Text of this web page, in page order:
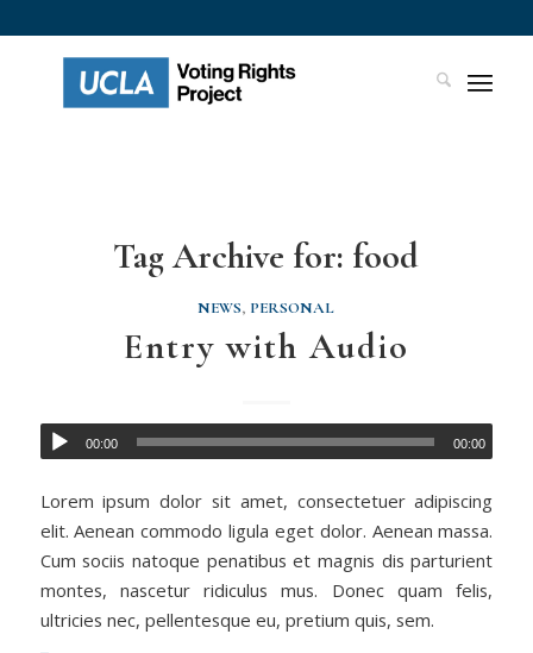
Tag Archive for: food
NEWS, PERSONAL
Entry with Audio
00:00 00:00
Lorem ipsum dolor sit amet, consectetuer adipiscing
elit. Aenean commodo ligula eget dolor. Aenean massa.
Cum sociis natoque penatibus et magnis dis parturient
montes, nascetur ridiculus mus. Donec quam felis,
ultricies nec, pellentesque eu, pretium quis, sem.